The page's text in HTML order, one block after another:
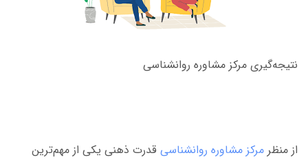
نتیجه‌گیری مرکز مشاوره روانشناسی
از منظر مرکز مشاوره روانشناسی قدرت ذهنی یکی از مهم‌ترین